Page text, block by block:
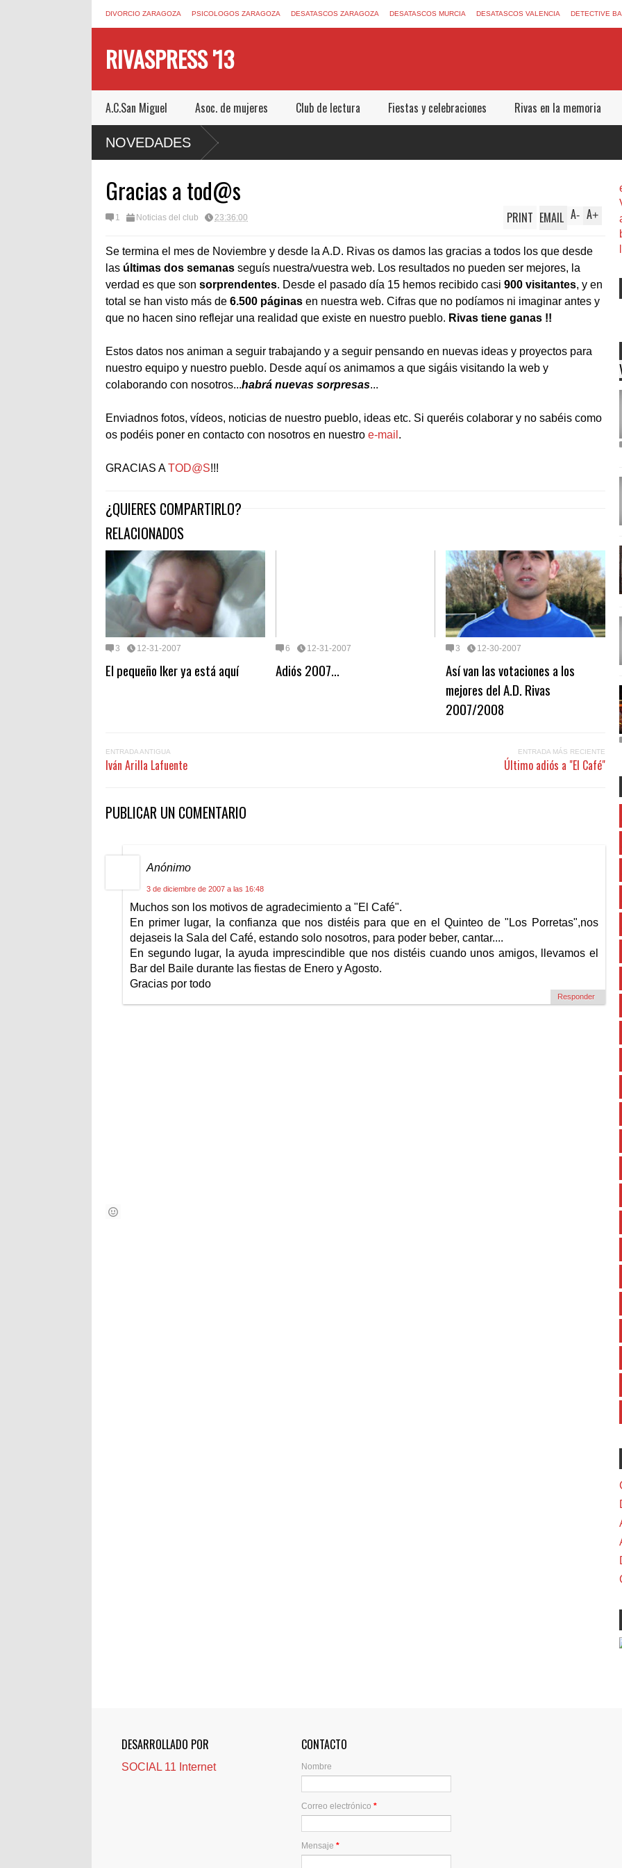
DIVORCIO ZARAGOZA PSICOLOGOS ZARAGOZA DESATASCOS ZARAGOZA DESATASCOS MURCIA DESATASCOS VALENCIA DETECTIVE
RIVASPRESS '13
A.C.San Miguel Asoc. de mujeres Club de lectura Fiestas y celebraciones Rivas en la memoria
NOVEDADES
DE MUCHO MIEDO EN
Gracias a tod@s
1 Noticias del club 23:36:00 A+
A-
PRINT EMAIL
Se termina el mes de Noviembre y desde la A.D. Rivas os damos las gracias a todos los que desde
las últimas dos semanas seguís nuestra/vuestra web. Los resultados no pueden ser mejores, la
verdad es que son sorprendentes. Desde el pasado día 15 hemos recibido casi 900 visitantes, y en
total se han visto más de 6.500 páginas en nuestra web. Cifras que no podíamos ni imaginar antes y
que no hacen sino reflejar una realidad que existe en nuestro pueblo. Rivas tiene ganas !!
Estos datos nos animan a seguir trabajando y a seguir pensando en nuevas ideas y proyectos para
nuestro equipo y nuestro pueblo. Desde aquí os animamos a que sigáis visitando la web y
colaborando con nosotros...habrá nuevas sorpresas...
Enviadnos fotos, vídeos, noticias de nuestro pueblo, ideas etc. Si queréis colaborar y no sabéis como
os podéis poner en contacto con nosotros en nuestro e-mail .
GRACIAS ATOD@S!!!
¿QUIERES COMPARTIRLO?
RELACIONADOS
3 12-31-2007
El pequeño Iker ya está aquí
6 12-31-2007
Adiós 2007...
3 12-30-2007
Así van las votaciones a los
mejores del A.D. Rivas
2007/2008
ENTRADA ANTIGUA
Iván Arilla Lafuente
ENTRADA MÁS RECIENTE
Último adiós a "El Café"
PUBLICAR UN COMENTARIO
Anónimo
3 de diciembre de 2007 a las 16:48
Muchos son los motivos de agradecimiento a "El Café".
En primer lugar, la confianza que nos distéis para que en el Quinteo de "Los Porretas",nos
dejaseis la Sala del Café, estando solo nosotros, para poder beber, cantar....
En segundo lugar, la ayuda imprescindible que nos distéis cuando unos amigos, llevamos el
Bar del Baile durante las fiestas de Enero y Agosto.
Gracias por todo
Responder
DESARROLLADO POR
SOCIAL 11 Internet
CONTACTO
Nombre
Correo electrónico*
Mensaje*